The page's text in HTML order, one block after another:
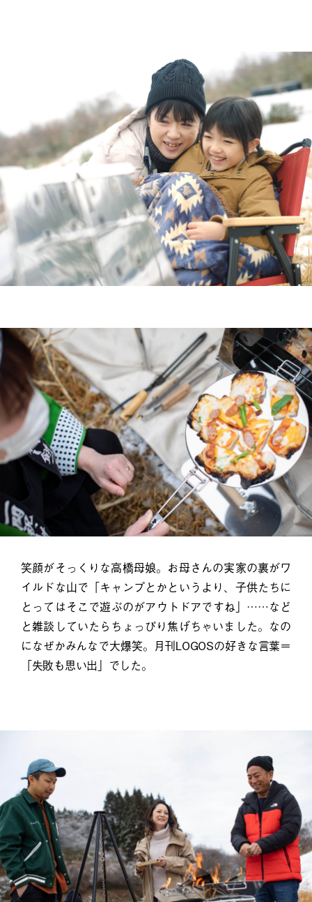
笑顔がそっくりな高橋母娘。お母さんの実家の裏がワ
イルドな山で「キャンプとかというより、子供たちに
とってはそこで遊ぶのがアウトドアですね」……など
と雑談していたらちょっぴり焦げちゃいました。なの
になぜかみんなで大爆笑。月刊LOGOSの好きな言葉＝
「失敗も思い出」でした。